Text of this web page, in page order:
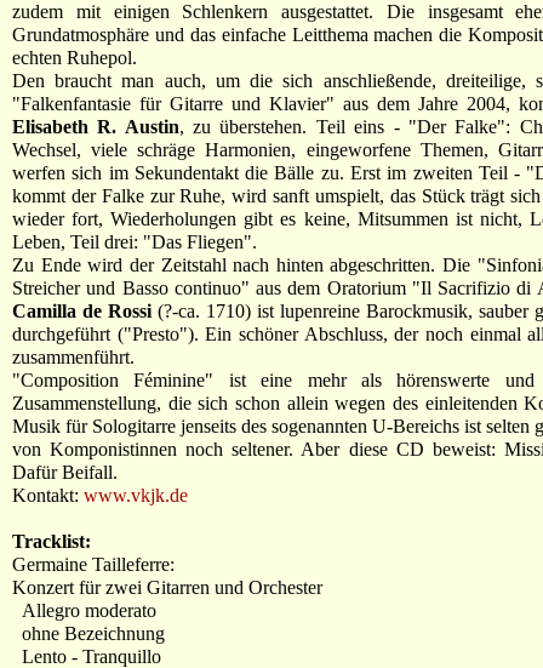
zudem mit einigen Schlenkern ausgestattet. Die insgesamt
Grundatmosphäre und das einfache Leitthema machen die
echten Ruhepol.
Den braucht man auch, um die sich anschließende, dreiteilige,
"Falkenfantasie für Gitarre und Klavier" aus dem Jahre 2004,
Elisabeth R. Austin, zu überstehen. Teil eins - "Der Falke":
Wechsel, viele schräge Harmonien, eingeworfene Themen,
werfen sich im Sekundentakt die Bälle zu. Erst im zweiten Teil -
kommt der Falke zur Ruhe, wird sanft umspielt, das Stück trägt
wieder fort, Wiederholungen gibt es keine, Mitsummen ist nicht,
Leben, Teil drei: "Das Fliegen".
Zu Ende wird der Zeitstahl nach hinten abgeschritten. Die
Streicher und Basso continuo" aus dem Oratorium "Il Sacrifizio di
Camilla de Rossi (?-ca. 1710) ist lupenreine Barockmusik, sauber
durchgeführt ("Presto"). Ein schöner Abschluss, der noch einmal
zusammenführt.
"Composition Féminine" ist eine mehr als hörenswerte und
Zusammenstellung, die sich schon allein wegen des einleitenden
Musik für Sologitarre jenseits des sogenannten U-Bereichs ist selten
von Komponistinnen noch seltener. Aber diese CD beweist:
Dafür Beifall.
Kontakt: www.vkjk.de
Tracklist:
Germaine Tailleferre:
Konzert für zwei Gitarren und Orchester
Allegro moderato
ohne Bezeichnung
Lento - Tranquillo